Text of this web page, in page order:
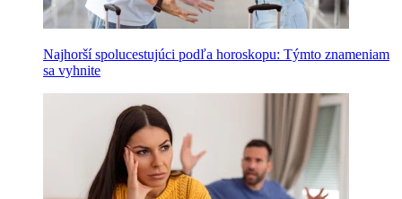
Najhorší spolucestujúci podľa horoskopu: Týmto znameniam
sa vyhnite